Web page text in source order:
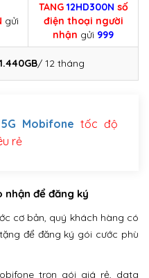
gửi
TANG 12HD300N số
điện thoại người
nhận gửi 999
1.440GB/ 12 tháng
Mobifone tốc độ
rẻ
nhận để đăng ký
cơ bản, quý khách hàng có
để đăng ký gói cước phù
trọn gói giá rẻ, data